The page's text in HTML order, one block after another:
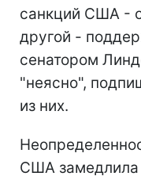
санкций США -
другой -
сенатором
"неясно",
из них.
США замедлила